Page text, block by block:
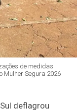
de medidas
Mulher Segura 2026
deflagrou